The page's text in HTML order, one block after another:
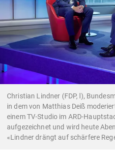
Christian Lindner (FDP, l),
in dem von Matthias Deiß
einem TV-Studio im ARD-
aufgezeichnet und wird heute
«Lindner drängt auf schärfere